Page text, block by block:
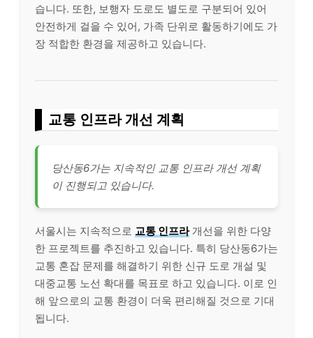
습니다. 또한, 보행자 도로도 별도로 구분되어 있어
안전하게 걸을 수 있어, 가족 단위로 활동하기에도 가
장 적합한 환경을 제공하고 있습니다.
교통 인프라 개선 계획
당산동6가는 지속적인 교통 인프라 개선 계획
이 진행되고 있습니다.
서울시는 지속적으로 교통 인프라개선을 위한 다양
한 프로젝트를 추진하고 있습니다. 특히 당산동6가는
교통 혼잡 문제를 해결하기 위한 신규 도로 개설 및
대중교통 노선 확대를 목표로 하고 있습니다. 이로 인
해 앞으로의 교통 환경이 더욱 편리해질 것으로 기대
됩니다.